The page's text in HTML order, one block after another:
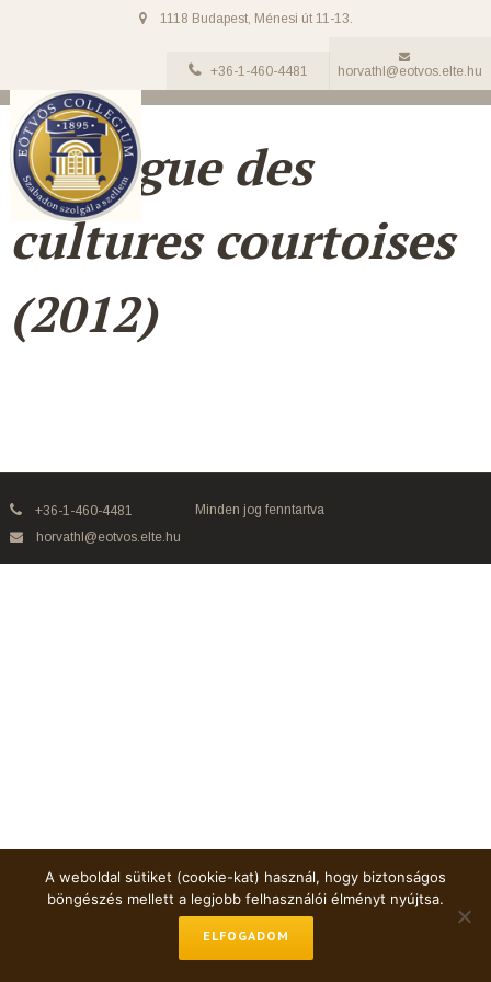
1118 Budapest, Ménesi út 11-13.
+36-1-460-4481 horvathl@eotvos.elte.hu
Dialogue des
cultures courtoises
(2012)
+36-1-460-4481
horvathl@eotvos.elte.hu
Minden jog fenntartva
A weboldal sütiket (cookie-kat) használ, hogy biztonságos
böngészés mellett a legjobb felhasználói élményt nyújtsa.
ELFOGADOM